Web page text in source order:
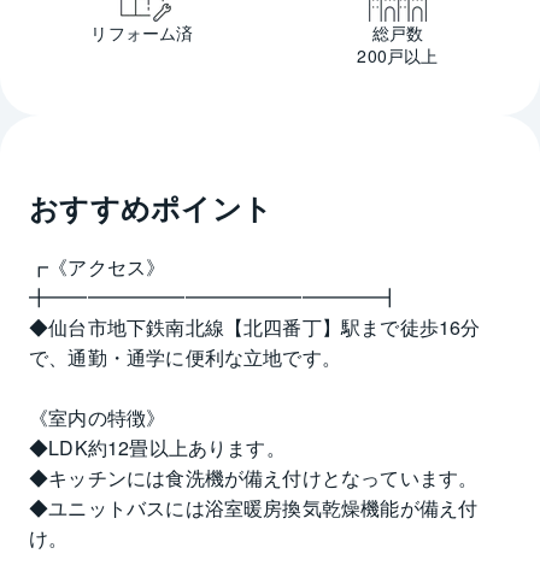
リフォーム済
総戸数
200戸以上
おすすめポイント
┏《アクセス》
╋━━━━━━━━━━━━━━━━━┫
◆仙台市地下鉄南北線【北四番丁】駅まで徒歩16分
で、通勤・通学に便利な立地です。
《室内の特徴》
◆LDK約12畳以上あります。
◆キッチンには食洗機が備え付けとなっています。
◆ユニットバスには浴室暖房換気乾燥機能が備え付
け。